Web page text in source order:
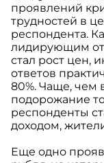
проявлений
трудностей в
респондента.
лидирующим
стал рост цен,
ответов
80%. Чаще, чем
подорожание
респонденты
доходом,
Еще одно